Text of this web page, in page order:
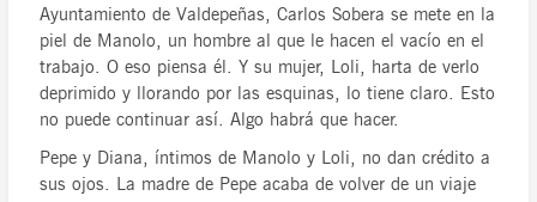
Ayuntamiento de Valdepeñas, Carlos Sobera se mete en la
piel de Manolo, un hombre al que le hacen el vacío en el
trabajo. O eso piensa él. Y su mujer, Loli, harta de verlo
deprimido y llorando por las esquinas, lo tiene claro. Esto
no puede continuar así. Algo habrá que hacer.
Pepe y Diana, íntimos de Manolo y Loli, no dan crédito a
sus ojos. La madre de Pepe acaba de volver de un viaje